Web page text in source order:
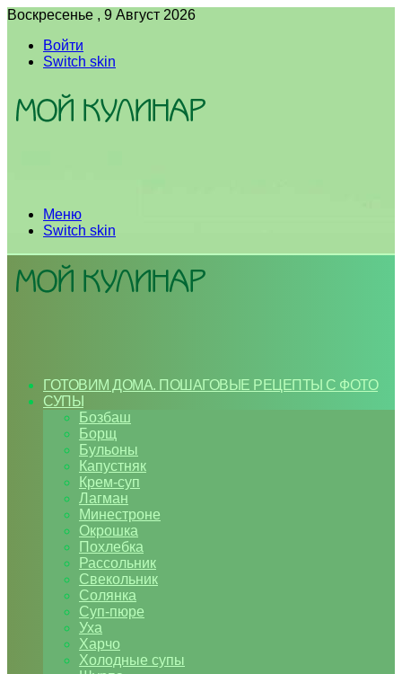
Воскресенье , 9 Август 2026
Войти
Switch skin
Меню
Switch skin
ГОТОВИМ ДОМА. ПОШАГОВЫЕ РЕЦЕПТЫ С ФОТО
СУПЫ
Бозбаш
Борщ
Бульоны
Капустняк
Крем-суп
Лагман
Минестроне
Окрошка
Похлебка
Рассольник
Свекольник
Солянка
Суп-пюре
Уха
Харчо
Холодные супы